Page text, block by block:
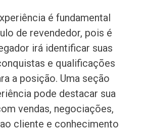
é fundamental
de revendedor, pois é
irá identificar suas
e qualificações
a posição. Uma seção
pode destacar sua
vendas, negociações,
cliente e conhecimento